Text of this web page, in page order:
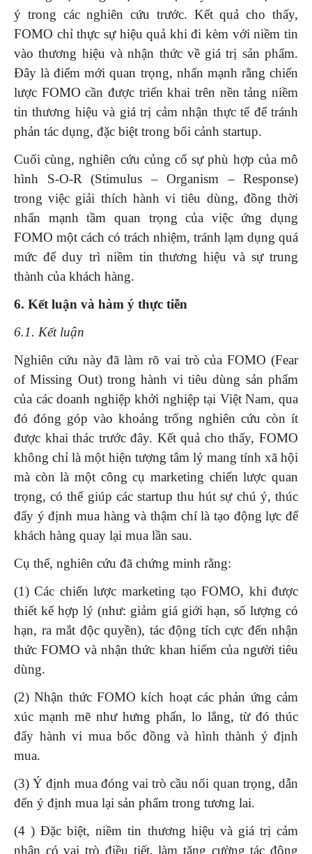
ý trong các nghiên cứu trước. Kết quả cho thấy,
FOMO chỉ thực sự hiệu quả khi đi kèm với niềm tin
vào thương hiệu và nhận thức về giá trị sản phẩm.
Đây là điểm mới quan trọng, nhấn mạnh rằng chiến
lược FOMO cần được triển khai trên nền tảng niềm
tin thương hiệu và giá trị cảm nhận thực tế để tránh
phản tác dụng, đặc biệt trong bối cảnh startup.
Cuối cùng, nghiên cứu củng cố sự phù hợp của mô
hình S-O-R (Stimulus – Organism – Response)
trong việc giải thích hành vi tiêu dùng, đồng thời
nhấn mạnh tầm quan trọng của việc ứng dụng
FOMO một cách có trách nhiệm, tránh lạm dụng quá
mức để duy trì niềm tin thương hiệu và sự trung
thành của khách hàng.
6. Kết luận và hàm ý thực tiễn
6.1. Kết luận
Nghiên cứu này đã làm rõ vai trò của FOMO (Fear
of Missing Out) trong hành vi tiêu dùng sản phẩm
của các doanh nghiệp khởi nghiệp tại Việt Nam, qua
đó đóng góp vào khoảng trống nghiên cứu còn ít
được khai thác trước đây. Kết quả cho thấy, FOMO
không chỉ là một hiện tượng tâm lý mang tính xã hội
mà còn là một công cụ marketing chiến lược quan
trọng, có thể giúp các startup thu hút sự chú ý, thúc
đẩy ý định mua hàng và thậm chí là tạo động lực để
khách hàng quay lại mua lần sau.
Cụ thể, nghiên cứu đã chứng minh rằng:
(1) Các chiến lược marketing tạo FOMO, khi được
thiết kế hợp lý (như: giảm giá giới hạn, số lượng có
hạn, ra mắt độc quyền), tác động tích cực đến nhận
thức FOMO và nhận thức khan hiếm của người tiêu
dùng.
(2) Nhận thức FOMO kích hoạt các phản ứng cảm
xúc mạnh mẽ như hưng phấn, lo lắng, từ đó thúc
đẩy hành vi mua bốc đồng và hình thành ý định
mua.
(3) Ý định mua đóng vai trò cầu nối quan trọng, dẫn
đến ý định mua lại sản phẩm trong tương lai.
(4 ) Đặc biệt, niềm tin thương hiệu và giá trị cảm
nhận có vai trò điều tiết, làm tăng cường tác động